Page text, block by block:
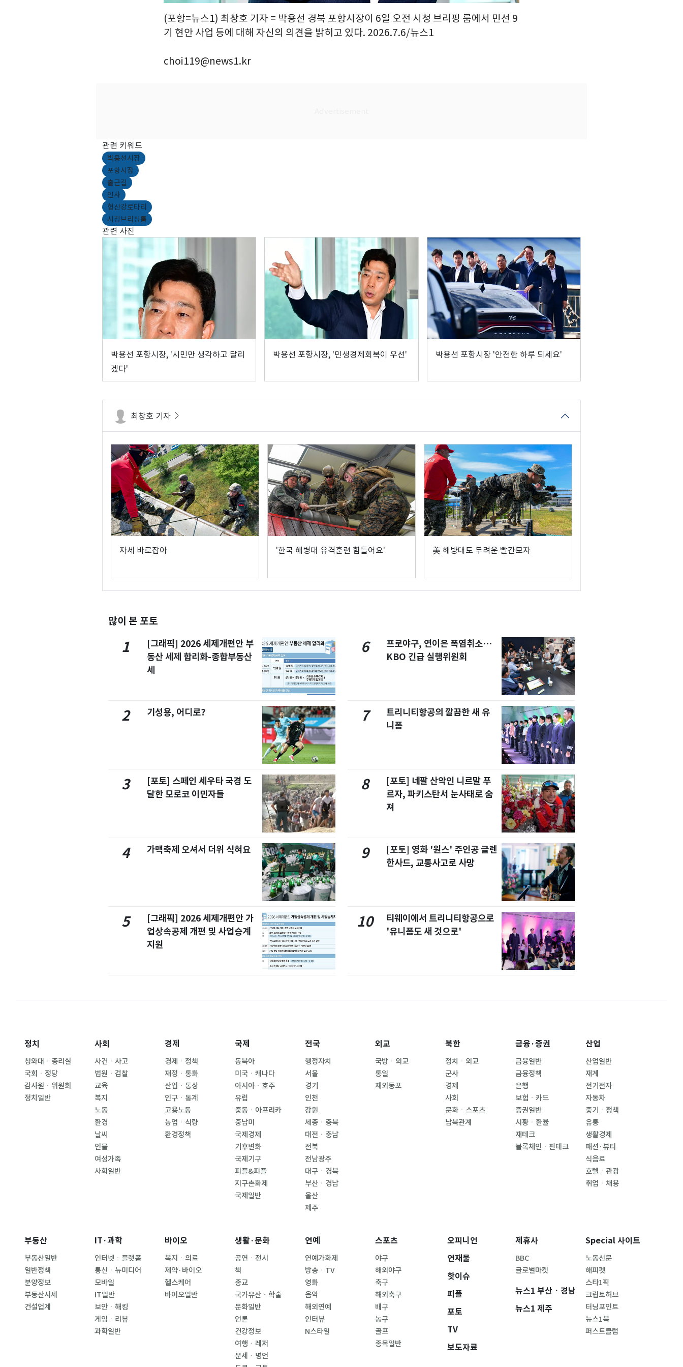
(포항=뉴스1) 최창호 기자 = 박용선 경북 포항시장이 6일 오전 시청 브리핑 룸에서 민선 9
기 현안 사업 등에 대해 자신의 의견을 밝히고 있다. 2026.7.6/뉴스1
choi119@news1.kr
관련 키워드
박용선시장
포항시장
출근길
인사
형산강로타리
시청브리핑룸
관련 사진
박용선 포항시장, '시민만 생각하고 달리
겠다'
박용선 포항시장, '민생경제회복이 우선' 박용선 포항시장 '안전한 하루 되세요'
최창호 기자
자세 바로잡아 '한국 해병대 유격훈련 힘들어요' 美 해뱡대도 두려운 빨간모자
많이 본 포토
1
[그래픽] 2026 세제개편안 부
동산 세제 합리화-종합부동산
세
2 기성용, 어디로?
3
[포토] 스페인 세우타 국경 도
달한 모로코 이민자들
4 가맥축제 오셔서 더위 식혀요
5
[그래픽] 2026 세제개편안 가
업상속공제 개편 및 사업승계
지원
6
프로야구, 연이은 폭염취소…
KBO 긴급 실행위원회
7
트리니티항공의 깔끔한 새 유
니폼
8
[포토] 네팔 산악인 니르말 푸
르자, 파키스탄서 눈사태로 숨
져
9
[포토] 영화 '원스' 주인공 글렌
한사드, 교통사고로 사망
10
티웨이에서 트리니티항공으로
'유니폼도 새 것으로'
정치
청와대ㆍ총리실
국회ㆍ정당
감사원ㆍ위원회
정치일반
사회
사건ㆍ사고
법원ㆍ검찰
교육
복지
노동
환경
날씨
인물
여성가족
사회일반
경제
경제ㆍ정책
재정ㆍ통화
산업ㆍ통상
인구ㆍ통계
고용노동
농업ㆍ식량
환경정책
국제
동북아
미국ㆍ캐나다
아시아ㆍ호주
유럽
중동ㆍ아프리카
중남미
국제경제
기후변화
국제기구
피플&피플
지구촌화제
국제일반
전국
행정자치
서울
경기
인천
강원
세종ㆍ충북
대전ㆍ충남
전북
전남광주
대구ㆍ경북
부산ㆍ경남
울산
제주
외교
국방ㆍ외교
통일
재외동포
북한
정치ㆍ외교
군사
경제
사회
문화ㆍ스포츠
남북관계
금융·증권
금융일반
금융정책
은행
보험ㆍ카드
증권일반
시황ㆍ환율
재테크
블록체인ㆍ핀테크
산업
산업일반
재계
전기전자
자동차
중기ㆍ정책
유통
생활경제
패션·뷰티
식음료
호텔ㆍ관광
취업ㆍ채용
부동산
부동산일반
일반정책
분양정보
부동산시세
건설업계
IT·과학
인터넷ㆍ플랫폼
통신ㆍ뉴미디어
모바일
IT일반
보안ㆍ해킹
게임ㆍ리뷰
과학일반
바이오
복지ㆍ의료
제약·바이오
헬스케어
바이오일반
생활·문화
공연ㆍ전시
책
종교
국가유산ㆍ학술
문화일반
언론
건강정보
여행ㆍ레저
운세ㆍ명언
연예
연예가화제
방송ㆍTV
영화
음악
해외연예
인터뷰
N스타일
스포츠
야구
해외야구
축구
해외축구
배구
농구
골프
종목일반
오피니언
연재물
핫이슈
피플
포토
TV
보도자료
제휴사
BBC
글로벌마켓
뉴스1 부산ㆍ경남
뉴스1 제주
Special 사이트
노동신문
해피펫
스타1픽
크립토허브
터닝포인트
뉴스1북
퍼스트클럽